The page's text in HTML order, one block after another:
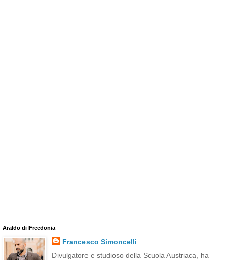
Araldo di Freedonia
Francesco Simoncelli
Divulgatore e studioso della Scuola Austriaca, ha